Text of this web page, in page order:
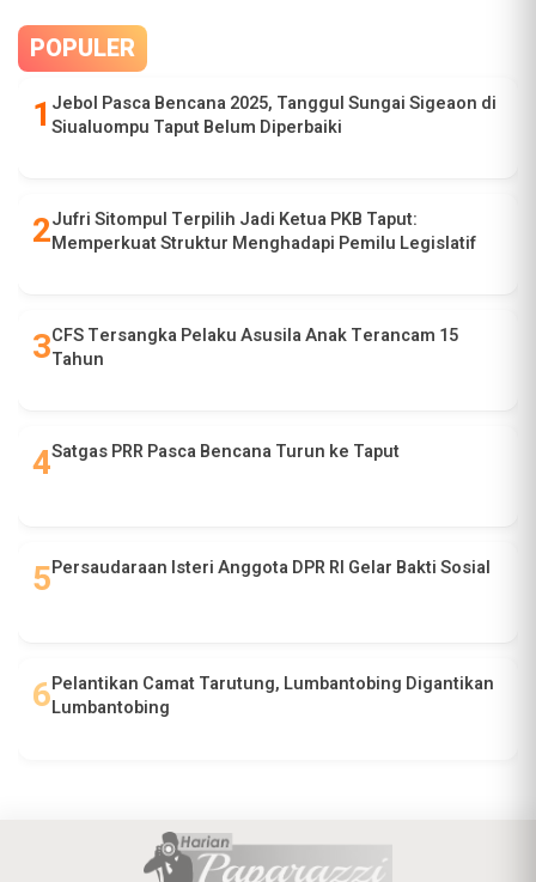
POPULER
Jebol Pasca Bencana 2025, Tanggul Sungai Sigeaon di
Siualuompu Taput Belum Diperbaiki
Jufri Sitompul Terpilih Jadi Ketua PKB Taput:
Memperkuat Struktur Menghadapi Pemilu Legislatif
CFS Tersangka Pelaku Asusila Anak Terancam 15
Tahun
Satgas PRR Pasca Bencana Turun ke Taput
Persaudaraan Isteri Anggota DPR RI Gelar Bakti Sosial
Pelantikan Camat Tarutung, Lumbantobing Digantikan
Lumbantobing